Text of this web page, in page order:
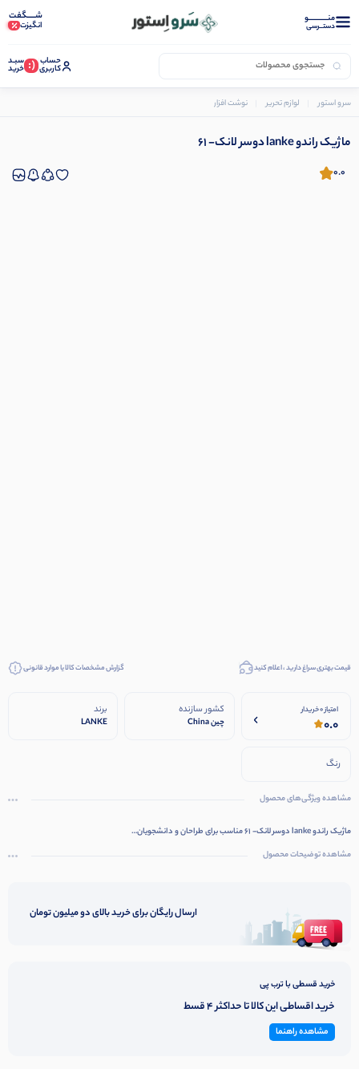
منــــــــــــو
دستــرسی
شـــــگفت
انگیزت
حساب
کاربری (: سبـد
خرید
سرو استور لوازم تحریر نوشت افزار
ماژیک راندو lanke دوسر لانک- 61
0.0
قیمت بهتری سراغ دارید ، اعلام کنید گزارش مشخصات کالا یا موارد قانونی
امتیاز 0 خریدار
0.0
کشور سازنده
چین China
برند
LANKE
رنگ
مشاهده ویژگی‌های محصول
ماژیک راندو lanke دوسر لانک- 61 مناسب برای طراحان و دانشجویان…
مشاهده توضیحات محصول
ارسال رایگان برای خرید بالای دو میلیون تومان
خرید قسطی با ترب پی
خرید اقساطی این کالا تا حداکثر 4 قسط
مشاهده راهنما